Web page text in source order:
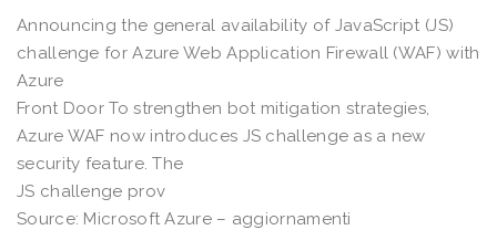
Announcing the general availability of JavaScript (JS)
challenge for Azure Web Application Firewall (WAF) with
Azure
Front Door To strengthen bot mitigation strategies,
Azure WAF now introduces JS challenge as a new
security feature. The
JS challenge prov
Source: Microsoft Azure – aggiornamenti